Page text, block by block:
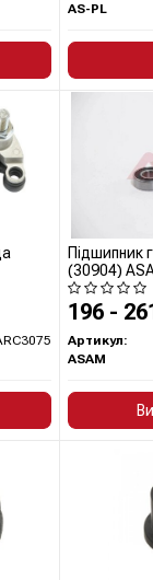
AS-PL
Підшипник
(30904)
196 - 261
Артикул:
ASAM